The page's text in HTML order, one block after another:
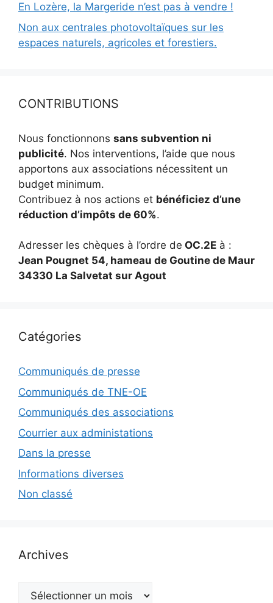
En Lozère, la Margeride n’est pas à vendre !
Non aux centrales photovoltaïques sur les
espaces naturels, agricoles et forestiers.
CONTRIBUTIONS
Nous fonctionnons sans subvention ni
publicité. Nos interventions, l’aide que nous
apportons aux associations nécessitent un
budget minimum.
Contribuez à nos actions et bénéficiez d’une
réduction d’impôts de 60%.
Adresser les chèques à l’ordre de OC.2E à :
Jean Pougnet 54, hameau de Goutine de Maur
34330 La Salvetat sur Agout
Catégories
Communiqués de presse
Communiqués de TNE-OE
Communiqués des associations
Courrier aux administations
Dans la presse
Informations diverses
Non classé
Archives
Archives